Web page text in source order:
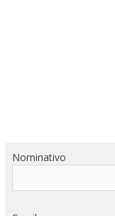
Nominativo